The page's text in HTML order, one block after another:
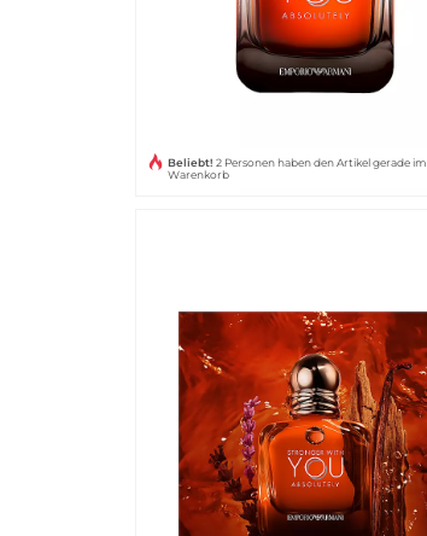
Beliebt! 2 Personen haben den Artikel gerade im
Warenkorb